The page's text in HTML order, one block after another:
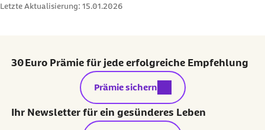
Letzte Aktualisierung: 15.01.2026
30 Euro Prämie für jede erfolgreiche Empfehlung
externer Link:
Prämie sichern
Ihr Newsletter für ein gesünderes Leben